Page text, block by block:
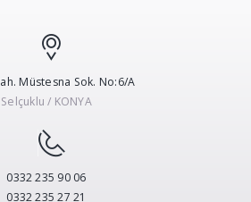
Müstesna Sok. No:6/A
Selçuklu / KONYA
0332 235 90 06
0332 235 27 21